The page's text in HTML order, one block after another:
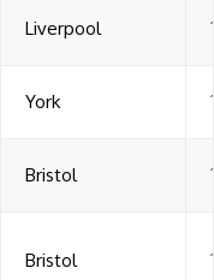
Liverpool
York
Bristol
Bristol